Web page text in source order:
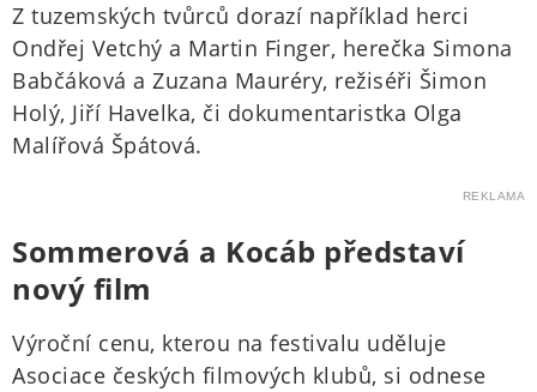
Z tuzemských tvůrců dorazí například herci
Ondřej Vetchý a Martin Finger, herečka Simona
Babčáková a Zuzana Mauréry, režiséři Šimon
Holý, Jiří Havelka, či dokumentaristka Olga
Malířová Špátová.
REKLAMA
Sommerová a Kocáb představí
nový film
Výroční cenu, kterou na festivalu uděluje
Asociace českých filmových klubů, si odnese